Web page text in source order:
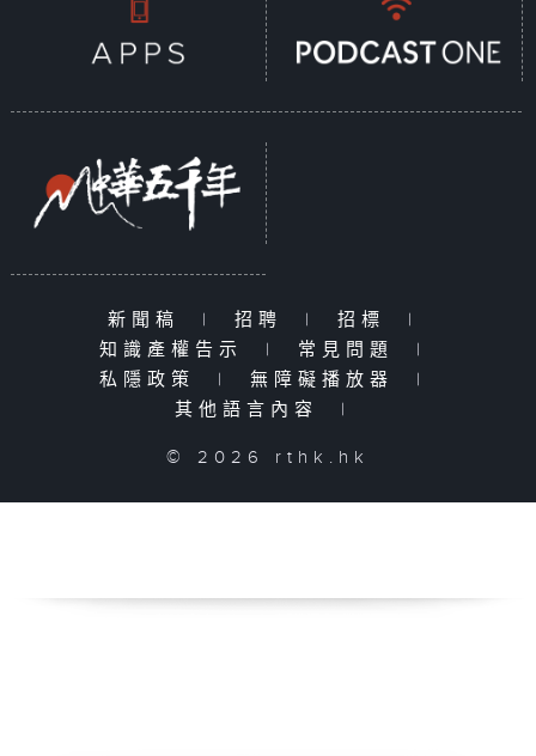
新聞稿 | 招聘 | 招標
|
知識產權告示
| 常見問題
|
私隱政策
| 無障礙播放器
|
其他語言內容
|
© 2026 rthk.hk